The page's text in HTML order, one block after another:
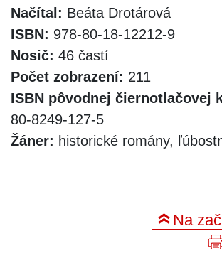
Načítal: Beáta Drotárová
ISBN: 978-80-18-12212-9
Nosič: 46 častí
Počet zobrazení: 211
ISBN pôvodnej čiernotlačovej
80-8249-127-5
Žáner: historické romány,
Na